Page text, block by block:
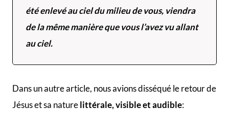
été enlevé au ciel du milieu de vous, viendra
de la même manière que vous l’avez vu allant
au ciel.
Dans un autre article, nous avions disséqué le retour de
Jésus et sa naturelittérale, visible et audible: